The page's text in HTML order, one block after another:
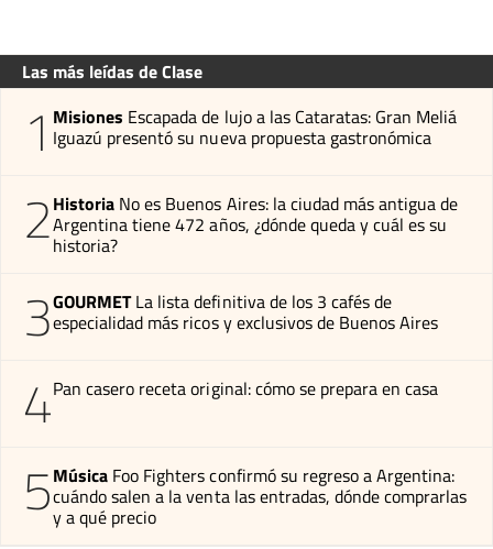
Las más leídas de Clase
1 Misiones Escapada de lujo a las Cataratas: Gran Meliá
Iguazú presentó su nueva propuesta gastronómica
2Historia No es Buenos Aires: la ciudad más antigua de
Argentina tiene 472 años, ¿dónde queda y cuál es su
historia?
3GOURMET La lista definitiva de los 3 cafés de
especialidad más ricos y exclusivos de Buenos Aires
4Pan casero receta original: cómo se prepara en casa
5Música Foo Fighters confirmó su regreso a Argentina:
cuándo salen a la venta las entradas, dónde comprarlas
y a qué precio